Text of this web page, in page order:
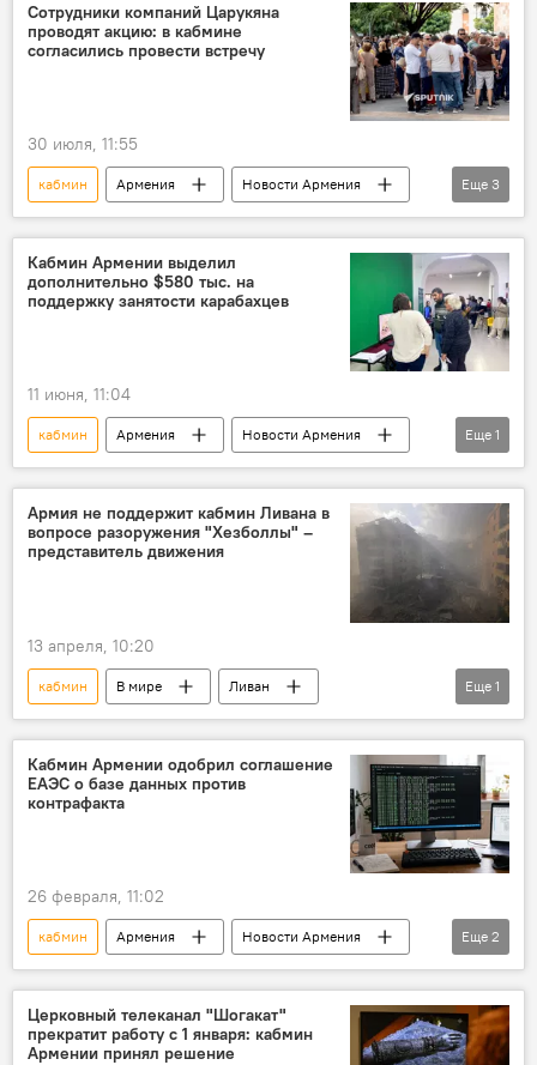
Сотрудники компаний Царукяна
проводят акцию: в кабмине
согласились провести встречу
30 июля, 11:55
кабмин Армения
Новости Армения
Политика
Царукян акция
Еще 3
Кабмин Армении выделил
дополнительно $580 тыс. на
поддержку занятости карабахцев
11 июня, 11:04
кабмин Армения
Новости Армения
Общество
Еще 1
Армия не поддержит кабмин Ливана в
вопросе разоружения "Хезболлы" –
представитель движения
13 апреля, 10:20
кабмин В мире
Ливан
Хезболла
армия
Еще 1
Кабмин Армении одобрил соглашение
ЕАЭС о базе данных против
контрафакта
26 февраля, 11:02
кабмин Армения
Новости Армения
ЕАЭС
база
Еще 2
Церковный телеканал "Шогакат"
прекратит работу с 1 января: кабмин
Армении принял решение